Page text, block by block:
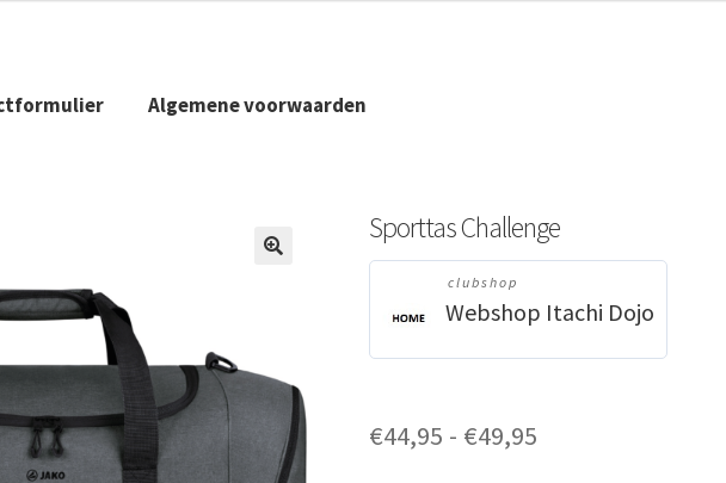
Algemene voorwaarden
Sporttas Challenge
clubshop
Webshop Itachi Dojo
€44,95 - €49,95